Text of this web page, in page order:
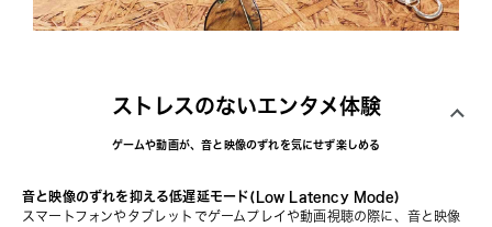
ストレスのないエンタメ体験
ゲームや動画が、音と映像のずれを気にせず楽しめる
音と映像のずれを抑える低遅延モード(Low Latency Mode)
スマートフォンやタブレットでゲームプレイや動画視聴の際に、音と映像